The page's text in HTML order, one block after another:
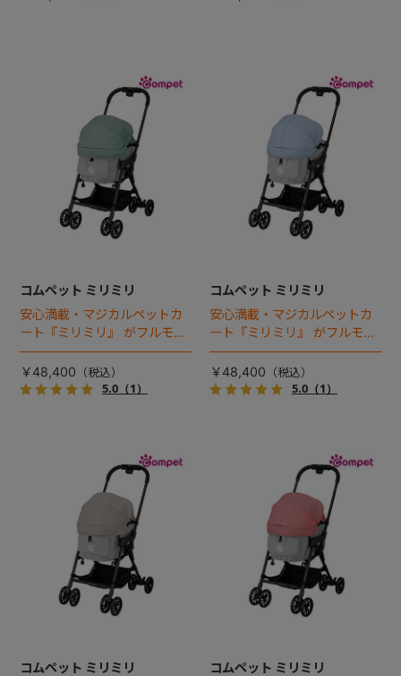
コムペット ミリミリ
安心満載・マジカルペットカ
ート『ミリミリ』 がフルモデ
ルチェンジ。 新機能「マジカ
ルフォールディング」搭載
￥48,400
5.0（1）
コムペット ミリミリ
安心満載・マジカルペットカ
ート『ミリミリ』 がフルモデ
ルチェンジ。 新機能「マジカ
ルフォールディング」搭載
￥48,400
5.0（1）
コムペット ミリミリ
コムペット ミリミリ